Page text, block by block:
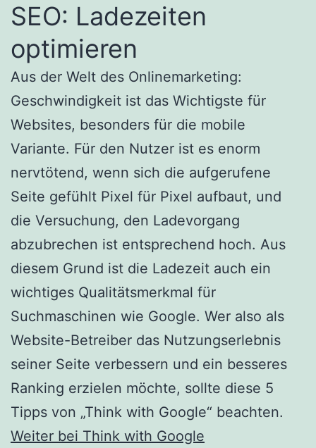
SEO: Ladezeiten
optimieren
Aus der Welt des Onlinemarketing:
Geschwindigkeit ist das Wichtigste für
Websites, besonders für die mobile
Variante. Für den Nutzer ist es enorm
nervtötend, wenn sich die aufgerufene
Seite gefühlt Pixel für Pixel aufbaut, und
die Versuchung, den Ladevorgang
abzubrechen ist entsprechend hoch. Aus
diesem Grund ist die Ladezeit auch ein
wichtiges Qualitätsmerkmal für
Suchmaschinen wie Google. Wer also als
Website-Betreiber das Nutzungserlebnis
seiner Seite verbessern und ein besseres
Ranking erzielen möchte, sollte diese 5
Tipps von „Think with Google“ beachten.
Weiter bei Think with Google